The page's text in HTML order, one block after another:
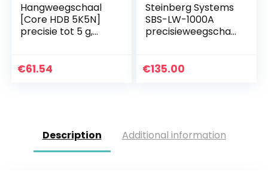
Hangweegschaal
[Core HDB 5K5N]
precisie tot 5 g,
€61.54
Steinberg Systems
SBS-LW-1000A
precisieweegschaa
l digitale
€135.00
Description Additional information